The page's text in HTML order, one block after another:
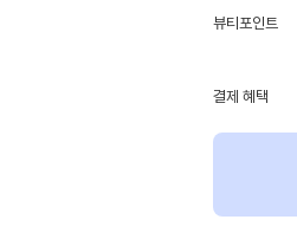
뷰티포인트
결제 혜택